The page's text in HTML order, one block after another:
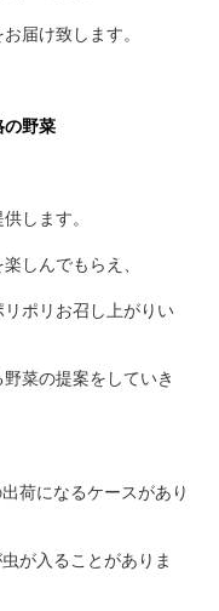
届け致します。
野菜
します。
しんでもらえ、
ポリお召し上がりい
菜の提案をしていき
荷になるケースがあり
が入ることがありま